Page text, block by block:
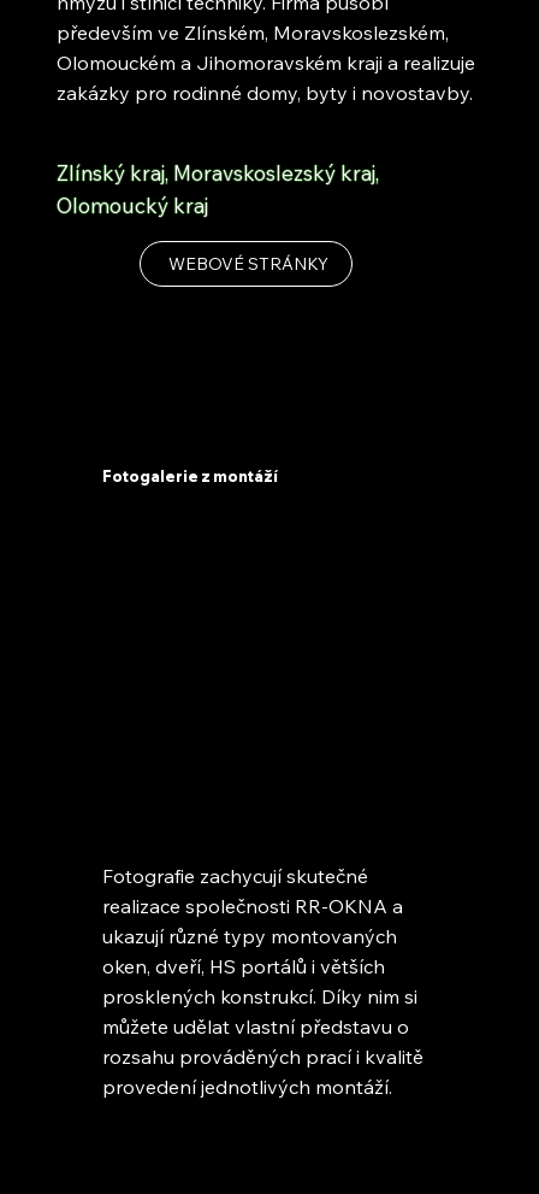
především ve Zlínském, Moravskoslezském,
Olomouckém a Jihomoravském kraji a realizuje
zakázky pro rodinné domy, byty i novostavby.
Zlínský kraj, Moravskoslezský kraj,
Olomoucký kraj
WEBOVÉ STRÁNKY
Fotogalerie z montáží
Fotografie zachycují skutečné
realizace společnosti RR-OKNA a
ukazují různé typy montovaných
oken, dveří, HS portálů i větších
prosklených konstrukcí. Díky nim si
můžete udělat vlastní představu o
rozsahu prováděných prací i kvalitě
provedení jednotlivých montáží.